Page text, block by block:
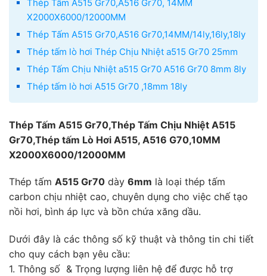
Thép Tấm A515 Gr70,A516 Gr70, 14MM
X2000X6000/12000MM
Thép Tấm A515 Gr70,A516 Gr70,14MM/14ly,16ly,18ly
Thép tấm lò hơi Thép Chịu Nhiệt a515 Gr70 25mm
Thép Tấm Chịu Nhiệt a515 Gr70 A516 Gr70 8mm 8ly
Thép tấm lò hơi A515 Gr70 ,18mm 18ly
Thép Tấm A515 Gr70,Thép Tấm Chịu Nhiệt A515
Gr70,Thép tấm Lò Hơi A515, A516 G70,10MM
X2000X6000/12000MM
Thép tấm A515 Gr70 dày 6mm là loại thép tấm
carbon chịu nhiệt cao, chuyên dụng cho việc chế tạo
nồi hơi, bình áp lực và bồn chứa xăng dầu.
Dưới đây là các thông số kỹ thuật và thông tin chi tiết
cho quy cách bạn yêu cầu:
1. Thông số & Trọng lượng liên hệ để được hỗ trợ